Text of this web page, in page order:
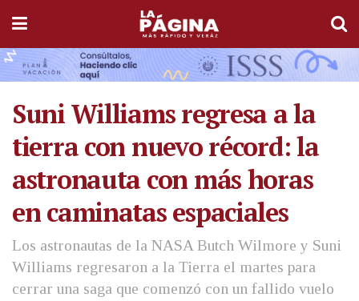
Suni Williams regresa a la
tierra con nuevo récord: la
astronauta con más horas
en caminatas espaciales
Los astronautas de la NASA Butch Wilmore y Suni
Williams regresaron a la Tierra el martes para
cerrar una saga que comenzó con un fallido vuelo